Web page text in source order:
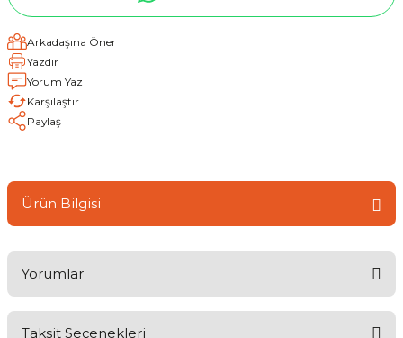
Arkadaşına Öner
Yazdır
Yorum Yaz
Karşılaştır
Paylaş
Ürün Bilgisi
Yorumlar
Taksit Seçenekleri